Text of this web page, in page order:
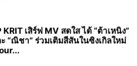
KRIT เสิร์ฟ MV สดใส ได้ “ต้าเหนิง”
“ณิชา” ร่วมเติมสีสันในซิงเกิลใหม่